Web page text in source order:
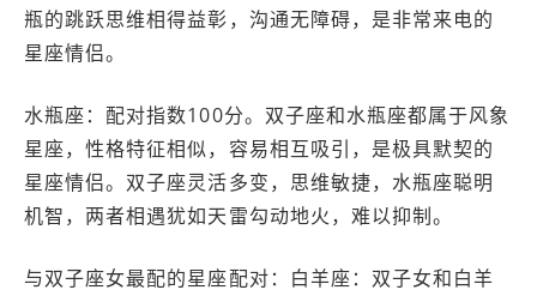
瓶的跳跃思维相得益彰，沟通无障碍，是非常来电的
星座情侣。
水瓶座：配对指数100分。双子座和水瓶座都属于风象
星座，性格特征相似，容易相互吸引，是极具默契的
星座情侣。双子座灵活多变，思维敏捷，水瓶座聪明
机智，两者相遇犹如天雷勾动地火，难以抑制。
与双子座女最配的星座配对：白羊座：双子女和白羊